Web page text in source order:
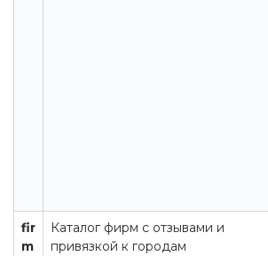
fir
m
Каталог фирм с отзывами и
привязкой к городам